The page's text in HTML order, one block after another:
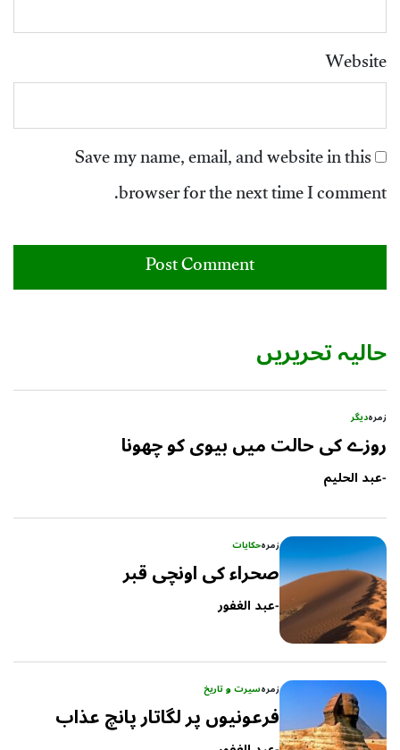
Website
Save my name, email, and website in this
browser for the next time I comment.
حالیہ تحریریں
زمرہدیگر
روزے کی حالت میں بیوی کو چھونا
-عبد الحلیم
زمرہحکایات
صحراء کی اونچی قبر
-عبد الغفور
زمرہسیرت و تاریخ
فرعونیوں پر لگاتار پانچ عذاب